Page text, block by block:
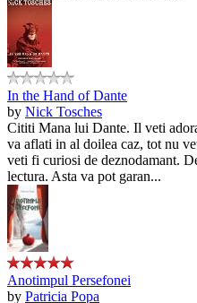
In the Hand of Dante
by Nick Tosches
Cititi Mana lui Dante. Il veti
va aflati in al doilea caz, tot nu
veti fi curiosi de deznodamant.
lectura. Asta va pot garan...
Anotimpul Persefonei
by Patricia Popa